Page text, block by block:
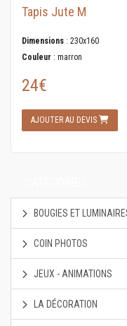
Tapis Jute M
Dimensions : 230x160
Couleur : marron
24€
AJOUTER AU DEVIS
BOUGIES ET
COIN PHOTOS
JEUX - ANIMATIONS
LA DÉCORATION